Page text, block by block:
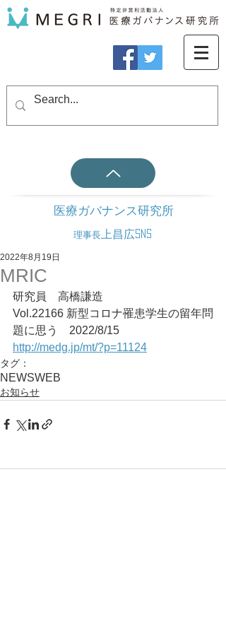
医療ガバナンス研究所
理事長 上昌広SNS
MRIC
2022年8月19日
研究員　高橋謙造
Vol.22166 新型コロナ罹患学生の留年問
題に思う	2022/8/15
http://medg.jp/mt/?p=11124
タグ：
NEWSWEB
お知らせ